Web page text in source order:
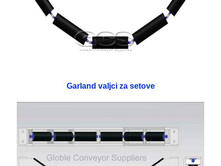
Garland valjci za setove